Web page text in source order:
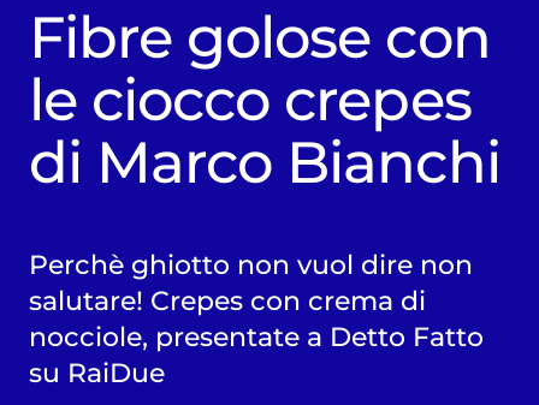
Fibre golose con
le ciocco crepes
di Marco Bianchi
Perchè ghiotto non vuol dire non
salutare! Crepes con crema di
nocciole, presentate a Detto Fatto
su RaiDue